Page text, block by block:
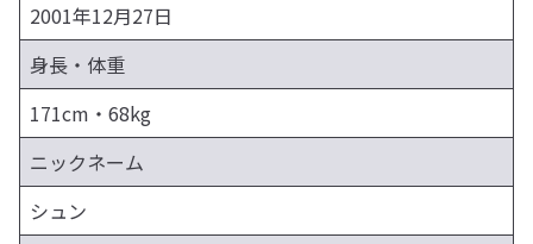
2001年12月27日
身長・体重
171cm・68kg
ニックネーム
シュン